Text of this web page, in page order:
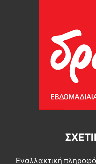
Εναλλακτική